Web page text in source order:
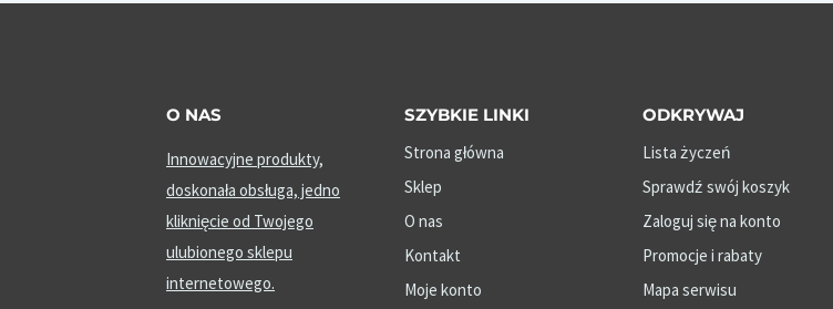
O NAS
Innowacyjne produkty,
doskonała obsługa, jedno
kliknięcie od Twojego
ulubionego sklepu
internetowego.
SZYBKIE LINKI
Strona główna
Sklep
O nas
Kontakt
Moje konto
ODKRYWAJ
Lista życzeń
Sprawdź swój koszyk
Zaloguj się na konto
Promocje i rabaty
Mapa serwisu